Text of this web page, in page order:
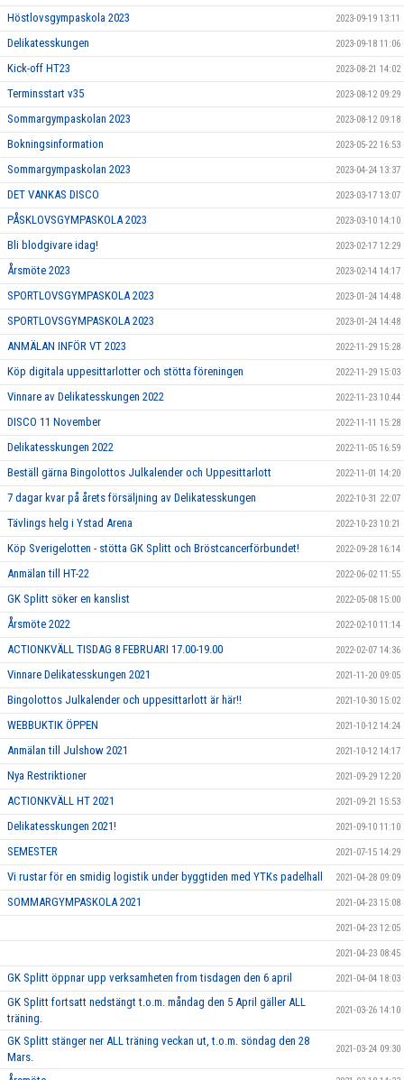
Höstlovsgympaskola 2023 2023-09-19 13:11
Delikatesskungen 2023-09-18 11:06
Kick-off HT23 2023-08-21 14:02
Terminsstart v35 2023-08-12 09:29
Sommargympaskolan 2023 2023-08-12 09:18
Bokningsinformation 2023-05-22 16:53
Sommargympaskolan 2023 2023-04-24 13:37
DET VANKAS DISCO 2023-03-17 13:07
PÅSKLOVSGYMPASKOLA 2023 2023-03-10 14:10
Bli blodgivare idag! 2023-02-17 12:29
Årsmöte 2023 2023-02-14 14:17
SPORTLOVSGYMPASKOLA 2023 2023-01-24 14:48
SPORTLOVSGYMPASKOLA 2023 2023-01-24 14:48
ANMÄLAN INFÖR VT 2023 2022-11-29 15:28
Köp digitala uppesittarlotter och stötta föreningen 2022-11-29 15:03
Vinnare av Delikatesskungen 2022 2022-11-23 10:44
DISCO 11 November 2022-11-11 15:28
Delikatesskungen 2022 2022-11-05 16:59
Beställ gärna Bingolottos Julkalender och Uppesittarlott 2022-11-01 14:20
7 dagar kvar på årets försäljning av Delikatesskungen 2022-10-31 22:07
Tävlings helg i Ystad Arena 2022-10-23 10:21
Köp Sverigelotten - stötta GK Splitt och Bröstcancerförbundet! 2022-09-28 16:14
Anmälan till HT-22 2022-06-02 11:55
GK Splitt söker en kanslist 2022-05-08 15:00
Årsmöte 2022 2022-02-10 11:14
ACTIONKVÄLL TISDAG 8 FEBRUARI 17.00-19.00 2022-02-07 14:36
Vinnare Delikatesskungen 2021 2021-11-20 09:05
Bingolottos Julkalender och uppesittarlott är här!! 2021-10-30 15:02
WEBBUKTIK ÖPPEN 2021-10-12 14:24
Anmälan till Julshow 2021 2021-10-12 14:17
Nya Restriktioner 2021-09-29 12:20
ACTIONKVÄLL HT 2021 2021-09-21 15:53
Delikatesskungen 2021! 2021-09-10 11:10
SEMESTER 2021-07-15 14:29
Vi rustar för en smidig logistik under byggtiden med YTKs padelhall 2021-04-28 09:09
SOMMARGYMPASKOLA 2021 2021-04-23 15:08
2021-04-23 12:05
2021-04-23 08:45
GK Splitt öppnar upp verksamheten from tisdagen den 6 april 2021-04-04 18:03
GK Splitt fortsatt nedstängt t.o.m. måndag den 5 April gäller ALL
träning.
2021-03-26 14:10
GK Splitt stänger ner ALL träning veckan ut, t.o.m. söndag den 28
Mars.
2021-03-24 09:30